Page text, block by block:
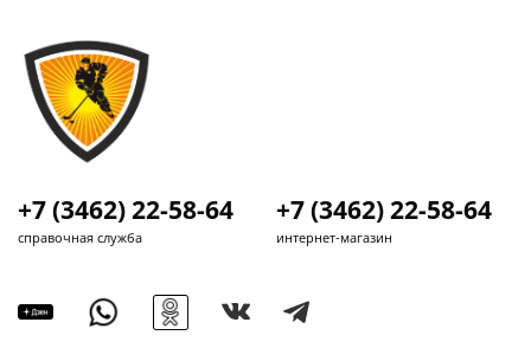
+7 (3462) 22-58-64
справочная служба
+7 (3462) 22-58-64
интернет-магазин